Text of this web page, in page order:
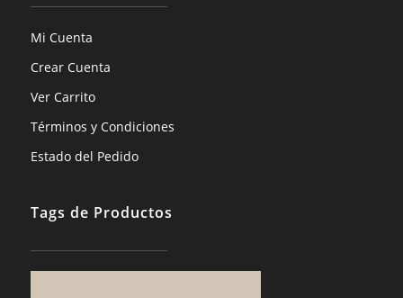
Mi Cuenta
Crear Cuenta
Ver Carrito
Términos y Condiciones
Estado del Pedido
Tags de Productos